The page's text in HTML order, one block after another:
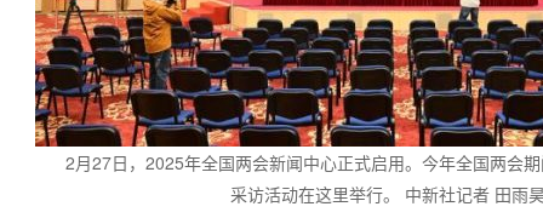
2月27日，2025年全国两会新闻中心正式启用。今年全国两会
采访活动在这里举行。 中新社记者 田雨